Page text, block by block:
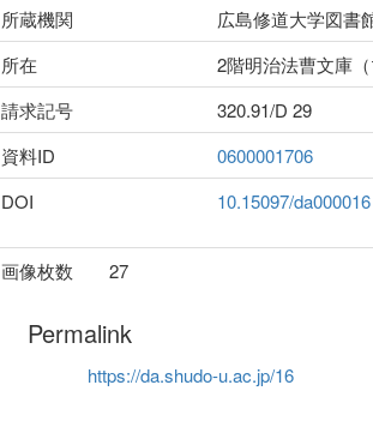
所蔵機関
広島修道大学図書
所在
2階明治法曹文庫
請求記号
320.91/D 29
資料ID
0600001706
DOI
10.15097/da000016
画像枚数 27
Permalink
https://da.shudo-u.ac.jp/16